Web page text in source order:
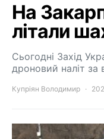
На
літали
Сьогодні Захід
дроновий наліт за
Купріян Володимир